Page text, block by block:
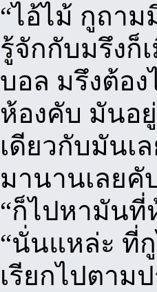
“ไอ้ไม้ กูถา
รู้จักกับมรึงก็
บอล มรึงต้อ
ห้องคับ มันอ
เดียวกับมันเ
มานานเลยคั
“ก็ไปหามันที่
“นั่นแหล่ะ ที่
เรียกไปตาม